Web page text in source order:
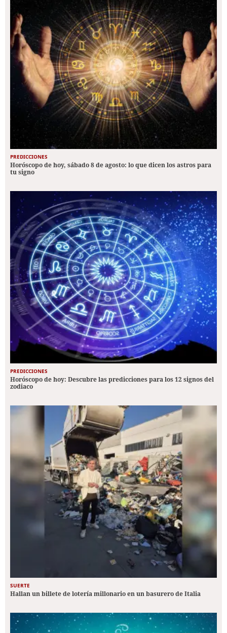
PREDICCIONES
Horóscopo de hoy, sábado 8 de agosto: lo que dicen los astros para
tu signo
PREDICCIONES
Horóscopo de hoy: Descubre las predicciones para los 12 signos del
zodiaco
SUERTE
Hallan un billete de lotería millonario en un basurero de Italia